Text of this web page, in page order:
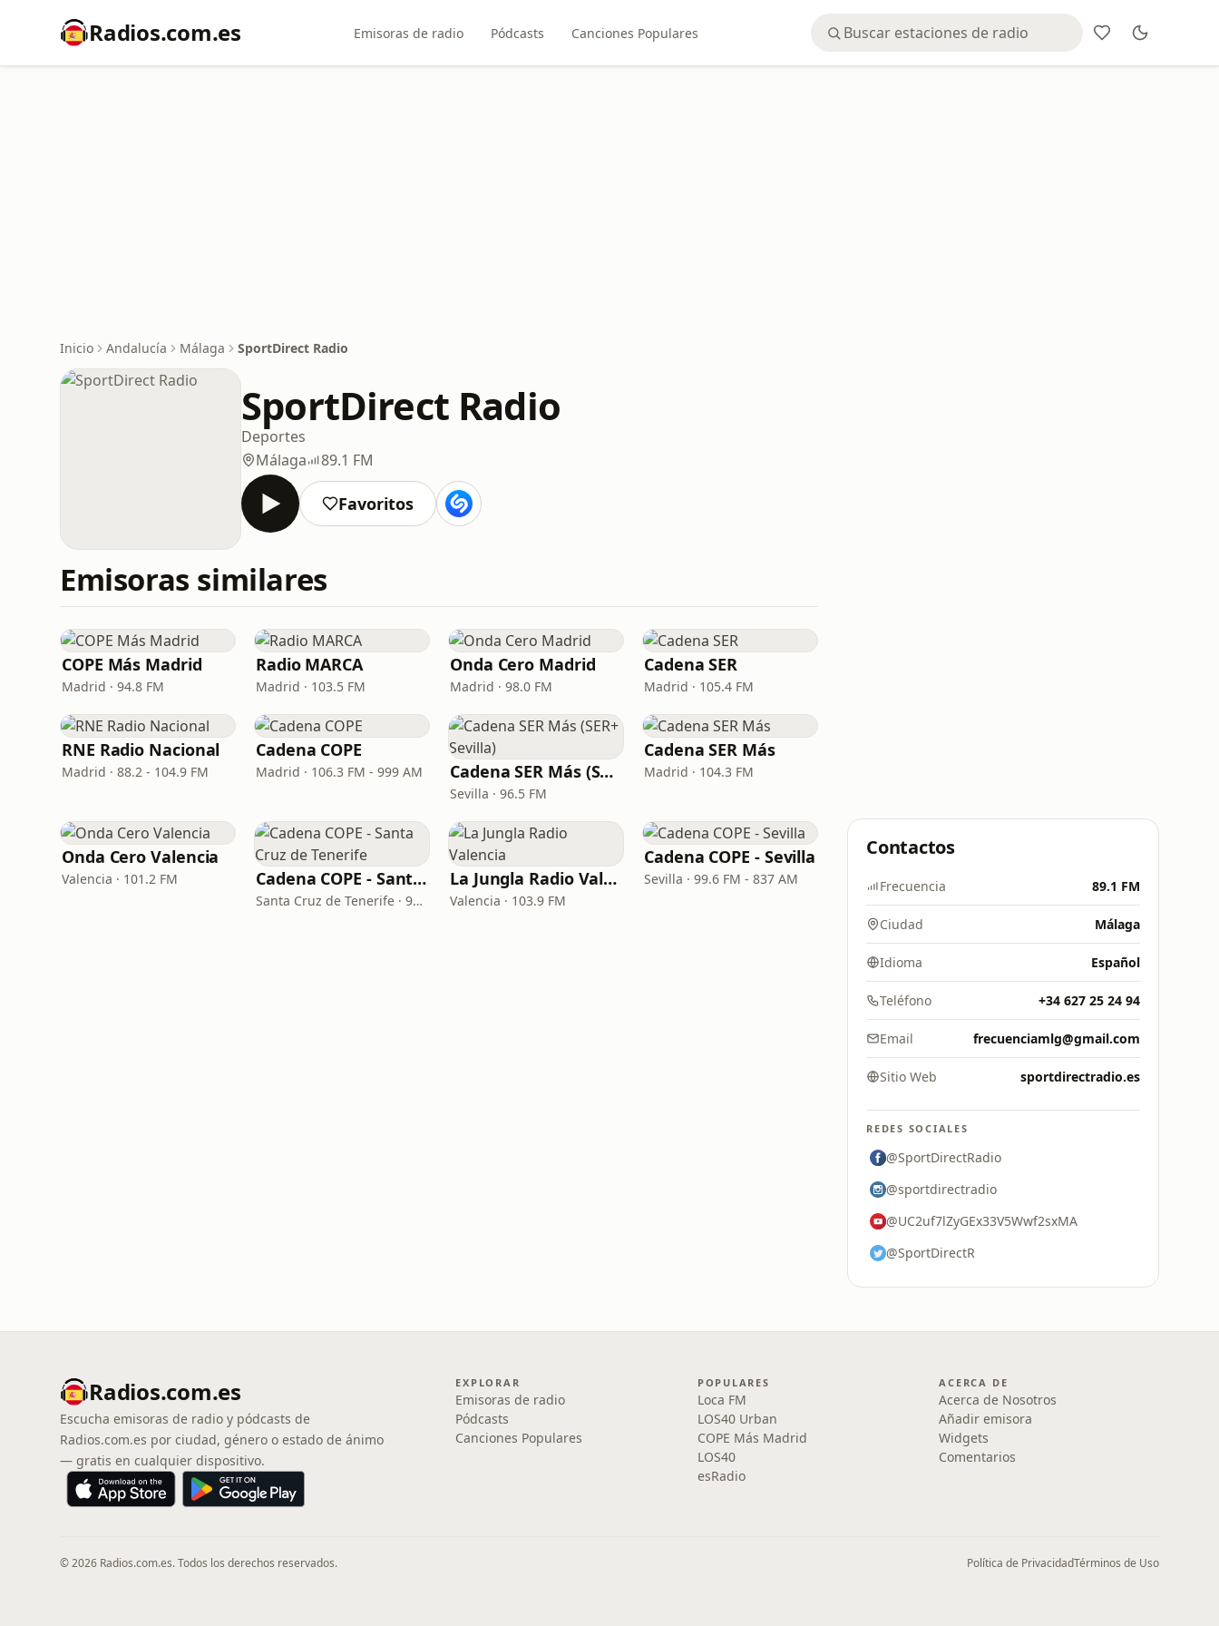
Radios.com.es Emisoras de radio Pódcasts Canciones Populares
Inicio Andalucía Málaga SportDirect Radio
SportDirect Radio
Deportes
Málaga
89.1 FM
Favoritos
Emisoras similares
COPE Más Madrid
Madrid · 94.8 FM
Radio MARCA
Madrid · 103.5 FM
Onda Cero Madrid
Madrid · 98.0 FM
Cadena SER
Madrid · 105.4 FM
RNE Radio Nacional
Madrid · 88.2 - 104.9 FM
Cadena COPE
Madrid · 106.3 FM - 999 AM Cadena SER Más (SER+ Sevilla)
Sevilla · 96.5 FM
Cadena SER Más
Madrid · 104.3 FM
Onda Cero Valencia
Valencia · 101.2 FM Cadena COPE - Santa Cruz de Tenerife
Santa Cruz de Tenerife · 97.1 FM - 882 AM
La Jungla Radio Valencia
Valencia · 103.9 FM
Cadena COPE - Sevilla
Sevilla · 99.6 FM - 837 AM
Contactos
Frecuencia 89.1 FM
Ciudad Málaga
Idioma Español
Teléfono +34 627 25 24 94
Email frecuenciamlg@gmail.com
Sitio Web sportdirectradio.es
REDES SOCIALES
@SportDirectRadio
@sportdirectradio
@UC2uf7lZyGEx33V5Wwf2sxMA
@SportDirectR
Radios.com.es
Escucha emisoras de radio y pódcasts de
Radios.com.es por ciudad, género o estado de ánimo
— gratis en cualquier dispositivo.
EXPLORAR
Emisoras de radio
Pódcasts
Canciones Populares
POPULARES
Loca FM
LOS40 Urban
COPE Más Madrid
LOS40
esRadio
ACERCA DE
Acerca de Nosotros
Añadir emisora
Widgets
Comentarios
© 2026 Radios.com.es. Todos los derechos reservados. Política de PrivacidadTérminos de Uso